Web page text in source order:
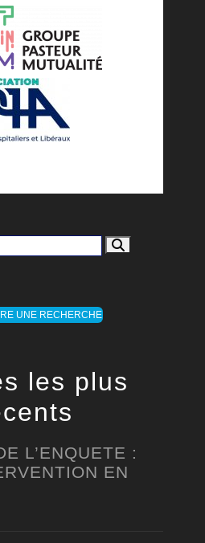
UNE RECHERCHE
les plus
L’ENQUETE :
EN